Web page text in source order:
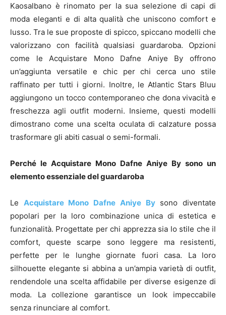
Kaosalbano è rinomato per la sua selezione di capi di
moda eleganti e di alta qualità che uniscono comfort e
lusso. Tra le sue proposte di spicco, spiccano modelli che
valorizzano con facilità qualsiasi guardaroba. Opzioni
come le Acquistare Mono Dafne Aniye By offrono
un’aggiunta versatile e chic per chi cerca uno stile
raffinato per tutti i giorni. Inoltre, le Atlantic Stars Bluu
aggiungono un tocco contemporaneo che dona vivacità e
freschezza agli outfit moderni. Insieme, questi modelli
dimostrano come una scelta oculata di calzature possa
trasformare gli abiti casual o semi-formali.
Perché le Acquistare Mono Dafne Aniye By sono un
elemento essenziale del guardaroba
Le Acquistare Mono Dafne Aniye Bysono diventate
popolari per la loro combinazione unica di estetica e
funzionalità. Progettate per chi apprezza sia lo stile che il
comfort, queste scarpe sono leggere ma resistenti,
perfette per le lunghe giornate fuori casa. La loro
silhouette elegante si abbina a un’ampia varietà di outfit,
rendendole una scelta affidabile per diverse esigenze di
moda. La collezione garantisce un look impeccabile
senza rinunciare al comfort.